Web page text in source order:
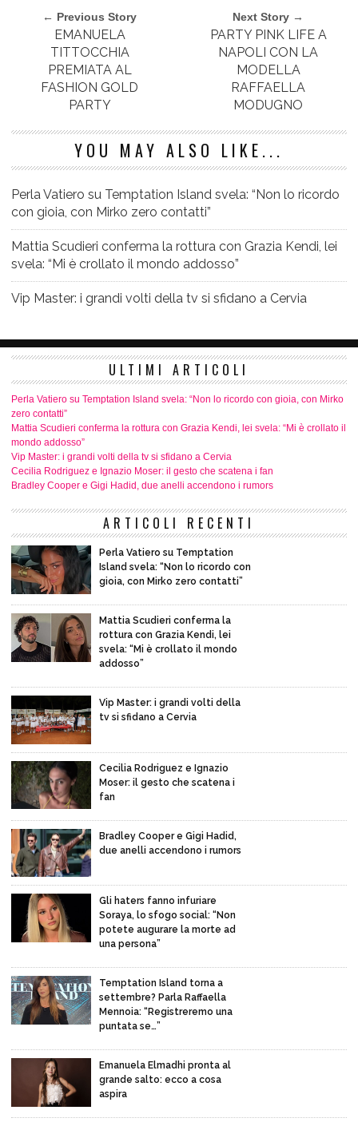
← Previous Story
EMANUELA
TITTOCCHIA
PREMIATA AL
FASHION GOLD
PARTY
Next Story →
PARTY PINK LIFE A
NAPOLI CON LA
MODELLA
RAFFAELLA
MODUGNO
YOU MAY ALSO LIKE...
Perla Vatiero su Temptation Island svela: “Non lo ricordo
con gioia, con Mirko zero contatti”
Mattia Scudieri conferma la rottura con Grazia Kendi, lei
svela: “Mi è crollato il mondo addosso”
Vip Master: i grandi volti della tv si sfidano a Cervia
ULTIMI ARTICOLI
Perla Vatiero su Temptation Island svela: “Non lo ricordo con gioia, con Mirko
zero contatti”
Mattia Scudieri conferma la rottura con Grazia Kendi, lei svela: “Mi è crollato il
mondo addosso”
Vip Master: i grandi volti della tv si sfidano a Cervia
Cecilia Rodriguez e Ignazio Moser: il gesto che scatena i fan
Bradley Cooper e Gigi Hadid, due anelli accendono i rumors
ARTICOLI RECENTI
Perla Vatiero su Temptation
Island svela: “Non lo ricordo con
gioia, con Mirko zero contatti”
Mattia Scudieri conferma la
rottura con Grazia Kendi, lei
svela: “Mi è crollato il mondo
addosso”
Vip Master: i grandi volti della
tv si sfidano a Cervia
Cecilia Rodriguez e Ignazio
Moser: il gesto che scatena i
fan
Bradley Cooper e Gigi Hadid,
due anelli accendono i rumors
Gli haters fanno infuriare
Soraya, lo sfogo social: “Non
potete augurare la morte ad
una persona”
Temptation Island torna a
settembre? Parla Raffaella
Mennoia: “Registreremo una
puntata se…”
Emanuela Elmadhi pronta al
grande salto: ecco a cosa
aspira